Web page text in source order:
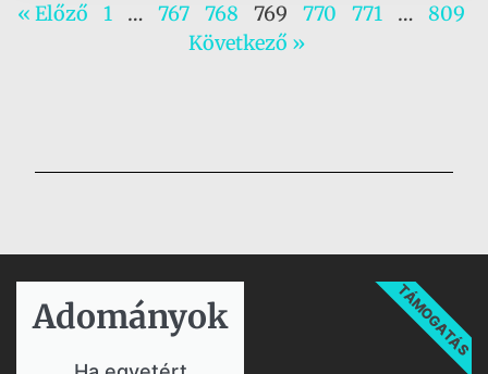
« Előző 1 … 767 768 769 770 771 …
809
Következő »
Adományok​ TÁMOGATÁS